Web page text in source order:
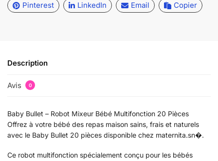
Pinterest LinkedIn Email Copier
Description
Avis 0
Baby Bullet – Robot Mixeur Bébé Multifonction 20 Pièces
Offrez à votre bébé des repas maison sains, frais et naturels
avec le Baby Bullet 20 pièces disponible chez maternita.sn⁠�.
Ce robot multifonction spécialement conçu pour les bébés